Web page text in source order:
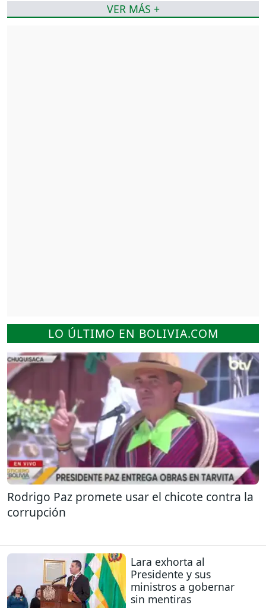
LO ÚLTIMO EN BOLIVIA.COM
Rodrigo Paz promete usar el chicote contra la
corrupción
Lara exhorta al
Presidente y sus
ministros a gobernar
sin mentiras
VER MÁS +